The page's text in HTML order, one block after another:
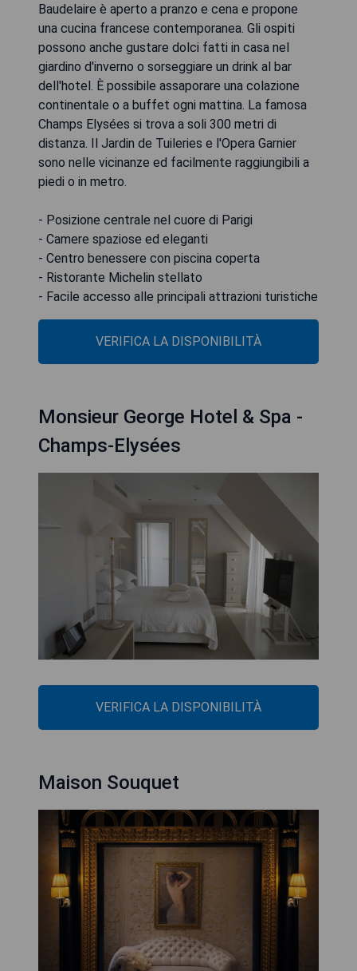
Baudelaire è aperto a pranzo e cena e propone
una cucina francese contemporanea. Gli ospiti
possono anche gustare dolci fatti in casa nel
giardino d'inverno o sorseggiare un drink al bar
dell'hotel. È possibile assaporare una colazione
continentale o a buffet ogni mattina. La famosa
Champs Elysées si trova a soli 300 metri di
distanza. Il Jardin de Tuileries e l'Opera Garnier
sono nelle vicinanze ed facilmente raggiungibili a
piedi o in metro.
- Posizione centrale nel cuore di Parigi
- Camere spaziose ed eleganti
- Centro benessere con piscina coperta
- Ristorante Michelin stellato
- Facile accesso alle principali attrazioni turistiche
VERIFICA LA DISPONIBILITÀ
Monsieur George Hotel & Spa -
Champs-Elysées
VERIFICA LA DISPONIBILITÀ
Maison Souquet